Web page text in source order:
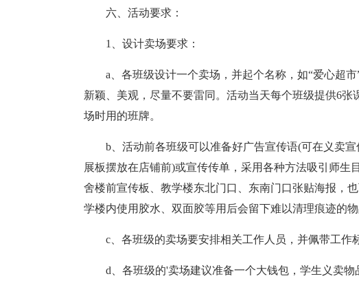
六、活动要求：
1、设计卖场要求：
a、各班级设计一个卖场，并起个名称，如“爱心超
新颖、美观，尽量不要雷同。活动当天每个班级提供6
场时用的班牌。
b、活动前各班级可以准备好广告宣传语(可在义卖
展板摆放在店铺前)或宣传传单，采用各种方法吸引师生
舍楼前宣传板、教学楼东北门口、东南门口张贴海报，
学楼内使用胶水、双面胶等用后会留下难以清理痕迹的物
c、各班级的卖场要安排相关工作人员，并佩带工作
d、各班级的'卖场建议准备一个大钱包，学生义卖